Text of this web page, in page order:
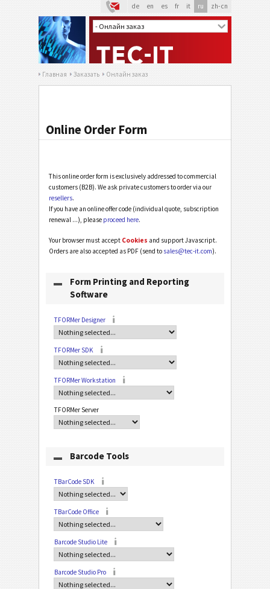
de en es fr it ru zh-cn
Главная Заказать Онлайн заказ
Online Order Form
This online order form is exclusively addressed to commercial
customers (B2B). We ask private customers to order via our
resellers.
If you have an online offer code (individual quote, subscription
renewal ...), please proceed here.
Your browser must accept Cookies and support Javascript.
Orders are also accepted as PDF (send to sales@tec-it.com).
Form Printing and Reporting
Software
TFORMer Designer
TFORMer SDK
TFORMer Workstation
TFORMer Server
Barcode Tools
TBarCode SDK
TBarCode Office
Barcode Studio Lite
Barcode Studio Pro